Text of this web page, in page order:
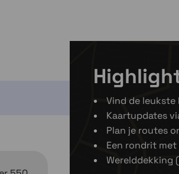
Vind de
Kaartupdates
Plan je routes
Een rondrit
Werelddekking